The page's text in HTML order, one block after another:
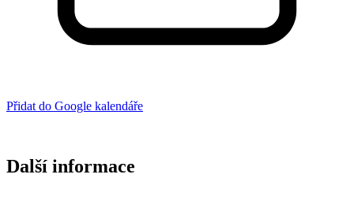
Přidat do Google kalendáře
Další informace